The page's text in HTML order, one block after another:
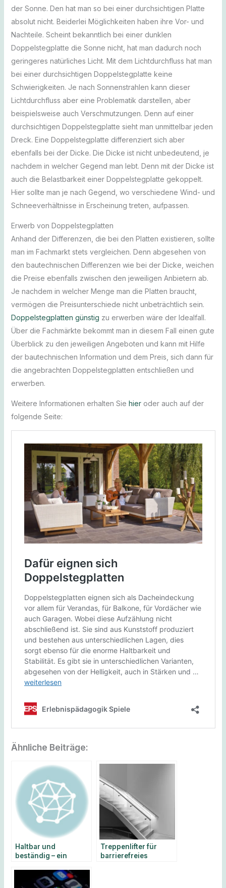
der Sonne. Den hat man so bei einer durchsichtigen Platte
absolut nicht. Beiderlei Möglichkeiten haben ihre Vor- und
Nachteile. Scheint bekanntlich bei einer dunklen
Doppelstegplatte die Sonne nicht, hat man dadurch noch
geringeres natürliches Licht. Mit dem Lichtdurchfluss hat man
bei einer durchsichtigen Doppelstegplatte keine
Schwierigkeiten. Je nach Sonnenstrahlen kann dieser
Lichtdurchfluss aber eine Problematik darstellen, aber
beispielsweise auch Verschmutzungen. Denn auf einer
durchsichtigen Doppelstegplatte sieht man unmittelbar jeden
Dreck. Eine Doppelstegplatte differenziert sich aber
ebenfalls bei der Dicke. Die Dicke ist nicht unbedeutend, je
nachdem in welcher Gegend man lebt. Denn mit der Dicke ist
auch die Belastbarkeit einer Doppelstegplatte gekoppelt.
Hier sollte man je nach Gegend, wo verschiedene Wind- und
Schneeverhältnisse in Erscheinung treten, aufpassen.
Erwerb von Doppelstegplatten
Anhand der Differenzen, die bei den Platten existieren, sollte
man im Fachmarkt stets vergleichen. Denn abgesehen von
den bautechnischen Differenzen wie bei der Dicke, weichen
die Preise ebenfalls zwischen den jeweiligen Anbietern ab.
Je nachdem in welcher Menge man die Platten braucht,
vermögen die Preisunterschiede nicht unbeträchtlich sein.
Doppelstegplatten günstig zu erwerben wäre der Idealfall.
Über die Fachmärkte bekommt man in diesem Fall einen gute
Überblick zu den jeweiligen Angeboten und kann mit Hilfe
der bautechnischen Information und dem Preis, sich dann für
die angebrachten Doppelstegplatten entschließen und
erwerben.
Weitere Informationen erhalten Sie hieroder auch auf der
folgende Seite:
Ähnliche Beiträge:
Haltbar und
beständig – ein
Anlehnbügel
Treppenlifter für
barrierefreies